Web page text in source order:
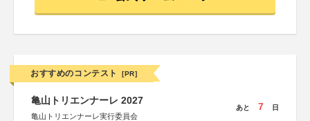
おすすめのコンテスト [PR]
亀山トリエンナーレ 2027
亀山トリエンナーレ実行委員会
あと 7 日